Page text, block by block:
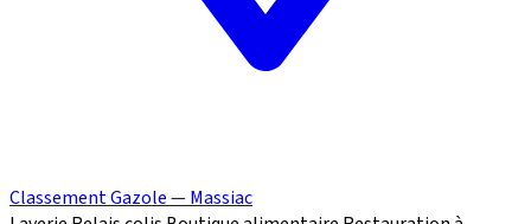
Classement Gazole — Massiac